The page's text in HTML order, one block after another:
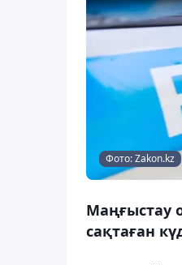
Фото: Zakon.kz
Маңғыстау
сақтаған